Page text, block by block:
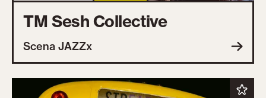
TM Sesh Collective
Scena JAZZx